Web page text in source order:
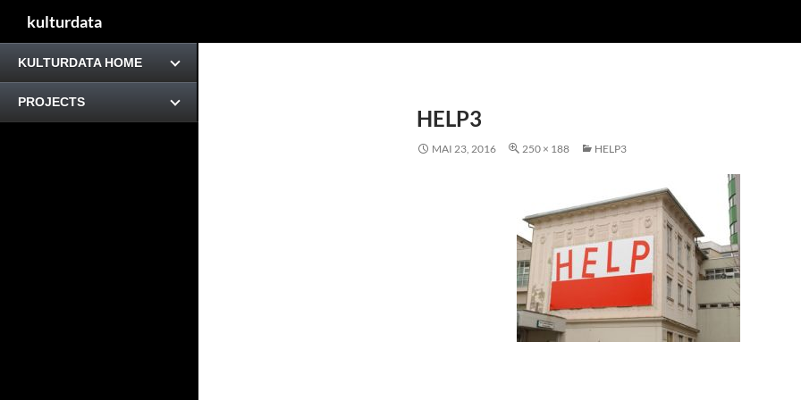
kulturdata
HELP3
MAI 23, 2016 250 × 188 HELP3
KULTURDATA HOME
PROJECTS